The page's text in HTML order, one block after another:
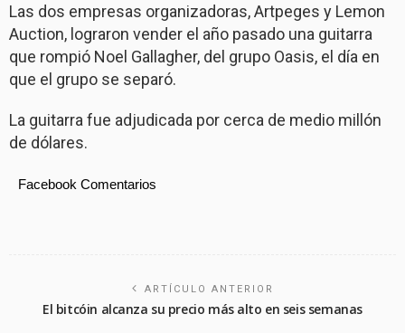
Las dos empresas organizadoras, Artpeges y Lemon
Auction, lograron vender el año pasado una guitarra
que rompió Noel Gallagher, del grupo Oasis, el día en
que el grupo se separó.
La guitarra fue adjudicada por cerca de medio millón
de dólares.
Facebook Comentarios
ARTÍCULO ANTERIOR
El bitcóin alcanza su precio más alto en seis semanas